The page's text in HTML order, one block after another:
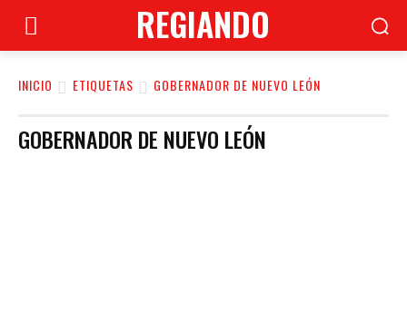
REGIANDO
INICIO ETIQUETAS GOBERNADOR DE NUEVO LEÓN
GOBERNADOR DE NUEVO LEÓN